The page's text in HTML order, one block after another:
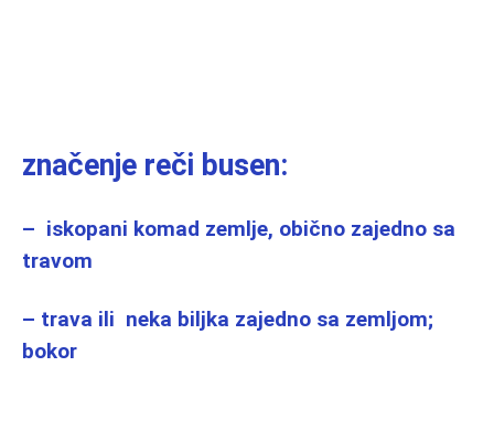
značenje reči busen:
– iskopani komad zemlje, obično zajedno sa
travom
– trava ili neka biljka zajedno sa zemljom;
bokor